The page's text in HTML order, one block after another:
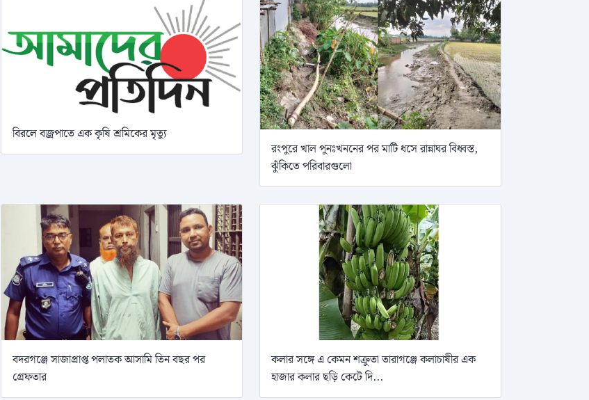
বিরলে বজ্রপাতে এক কৃষি শ্রমিকের মৃত্যু
রংপুরে খাল পুনঃখননের পর মাটি ধসে রান্নাঘর বিধ্বস্ত,
ঝুঁকিতে পরিবারগুলো
বদরগঞ্জে সাজাপ্রাপ্ত পলাতক আসামি তিন বছর পর
গ্রেফতার
কলার সঙ্গে এ কেমন শক্রুতা তারাগঞ্জে কলাচাষীর এক
হাজার কলার ছড়ি কেটে দি...